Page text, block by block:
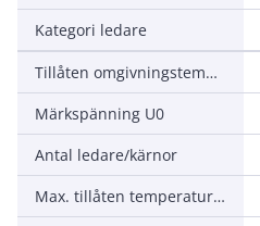
Kategori ledare
Tillåten omgivningstemperatur under drift utan vibrationer
Märkspänning U0
Antal ledare/kärnor
Max. tillåten temperatur ledare